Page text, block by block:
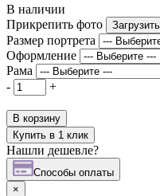
В наличии
Прикрепить фото
Размер портрета
Оформление
Рама
-
+
В корзину
Купить в 1 клик
Нашли дешевле?
Cпособы оплаты
×